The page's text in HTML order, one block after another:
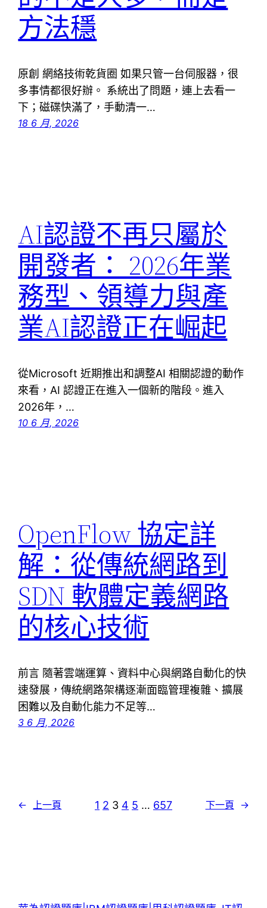
方法穩
原創 網絡技術乾貨圈 如果只管一台伺服器，很
多事情都很好辦。 系統出了問題，連上去看一
下；磁碟快滿了，手動清一…
18 6 月, 2026
AI認證不再只屬於
開發者： 2026年業
務型、領導力與產
業AI認證正在崛起
從Microsoft 近期推出和調整AI 相關認證的動作
來看，AI 認證正在進入一個新的階段。進入
2026年，…
10 6 月, 2026
OpenFlow 協定詳
解：從傳統網路到
SDN 軟體定義網路
的核心技術
前言 隨著雲端運算、資料中心與網路自動化的快
速發展，傳統網路架構逐漸面臨管理複雜、擴展
困難以及自動化能力不足等…
3 6 月, 2026
← 上一頁 1 2 3 4 5 … 657 下一頁 →